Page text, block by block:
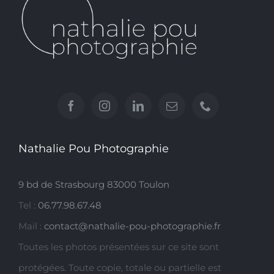
Nathalie Pou Photographie
9 bd de Strasbourg 83000 Toulon
Tel : 06.77.98.67.48
Mail : contact@nathalie-pou-photographie.fr
Toutes les photos présentées sur ce site sont
protégées. Toute copie, totale ou partielle est